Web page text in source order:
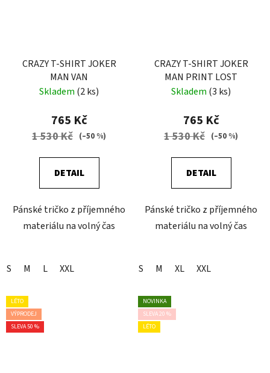
CRAZY T-SHIRT JOKER
MAN VAN
Skladem (2 ks)
765 Kč
1 530 Kč (–50 %)
DETAIL
Pánské tričko z příjemného
materiálu na volný čas
S M L XXL
CRAZY T-SHIRT JOKER
MAN PRINT LOST
Skladem (3 ks)
765 Kč
1 530 Kč (–50 %)
DETAIL
Pánské tričko z příjemného
materiálu na volný čas
S M XL XXL
LÉTO
VÝPRODEJ
SLEVA 50 %
NOVINKA
SLEVA 20 %
LÉTO